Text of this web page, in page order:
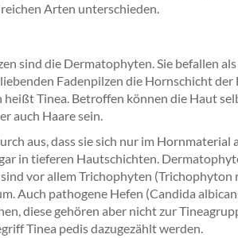
Arten unterschieden.
sind die Dermatophyten. Sie befallen als
Fadenpilzen die Hornschicht
Tinea. Betroffen können die Haut
auch Haare sein.
aus, dass sie sich nur im Hornmaterial
in tieferen Hautschichten.
vor allem Trichophyten
Auch pathogene Hefen (Candida
diese gehören aber nicht zur
Tinea pedis dazugezählt werden.